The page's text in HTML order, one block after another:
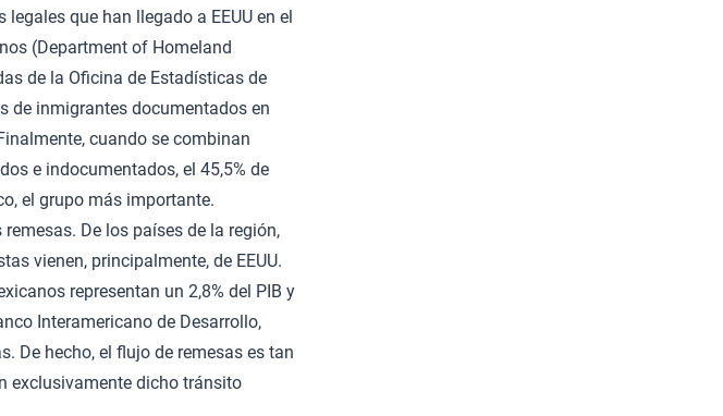
que han llegado a EEUU en el
(Department of Homeland
de la Oficina de Estadísticas de
de inmigrantes documentados en
cuando se combinan
e indocumentados, el 45,5% de
el grupo más importante.
De los países de la región,
vienen, principalmente, de EEUU.
representan un 2,8% del PIB y
Interamericano de Desarrollo,
De hecho, el flujo de remesas es tan
exclusivamente dicho tránsito